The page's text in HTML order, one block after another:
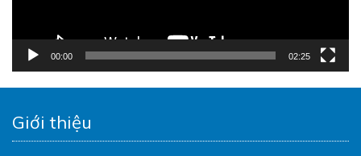
00:00 02:25
Giới thiệu